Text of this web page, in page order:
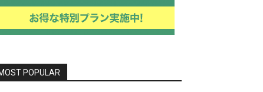
POPULAR